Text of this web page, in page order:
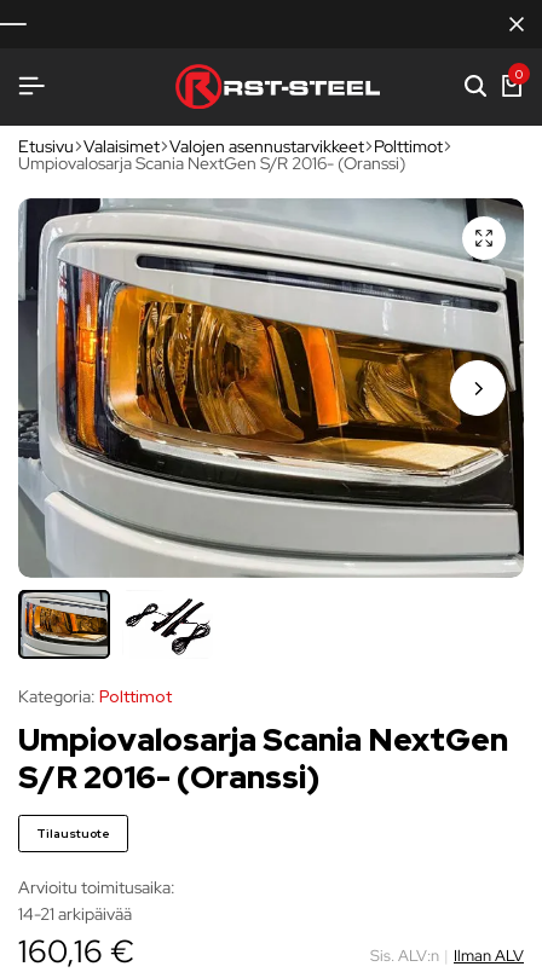
0
Etusivu Valaisimet Valojen asennustarvikkeet Polttimot
Umpiovalosarja Scania NextGen S/R 2016- (Oranssi)
Kategoria: Polttimot
Umpiovalosarja Scania NextGen
S/R 2016- (Oranssi)
Tilaustuote
Arvioitu toimitusaika:
14-21 arkipäivää
160,16 € Sis. ALV:n | Ilman ALV